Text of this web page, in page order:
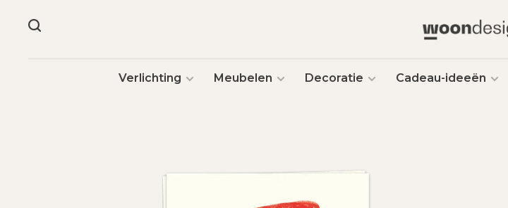
Verlichting Meubelen Decoratie Cadeau-ideeën